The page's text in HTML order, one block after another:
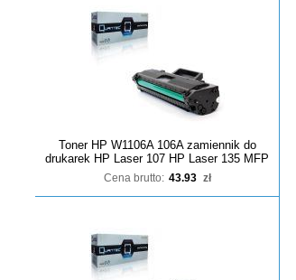
Toner HP W1106A 106A zamiennik do
drukarek HP Laser 107 HP Laser 135 MFP
Cena brutto: 43.93 zł